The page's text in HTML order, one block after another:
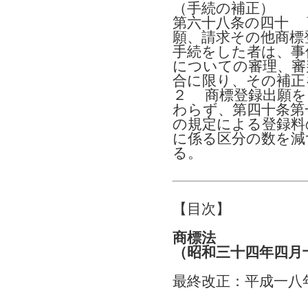
（手続の補正）
第六十八条の四十
願、請求その他商
手続をした者は、
についての審理、
合に限り、その補
２ 商標登録出願を
わらず、第四十条
の規定による登録
に係る区分の数を
る。
【目次】
商標法
（昭和三十四年四
最終改正：平成一